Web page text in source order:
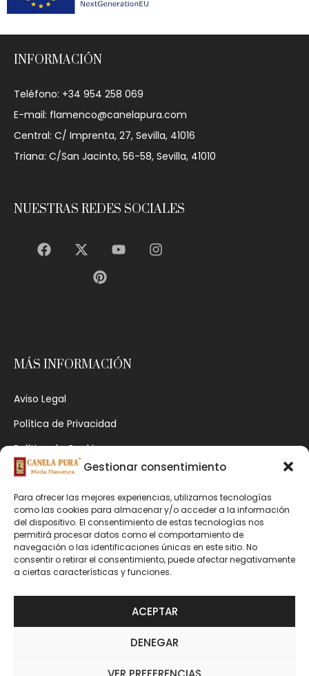
Gestionar consentimiento
Para ofrecer las mejores experiencias, utilizamos tecnologías
como las cookies para almacenar y/o acceder a la información
del dispositivo. El consentimiento de estas tecnologías nos
permitirá procesar datos como el comportamiento de
navegación o las identificaciones únicas en este sitio. No
consentir o retirar el consentimiento, puede afectar negativamente
a ciertas características y funciones.
ACEPTAR
DENEGAR
INFORMACIÓN
Teléfono: +34 954 258 069
E-mail: flamenco@canelapura.com
Central: C/ Imprenta, 27, Sevilla, 41016
Triana: C/San Jacinto, 56-58, Sevilla, 41010
NUESTRAS REDES SOCIALES
MÁS INFORMACIÓN
Aviso Legal
Política de Privacidad
Política de Cookies
Accesibilidad
Contacto
SOBRE NOSOTRAS
Somos un equipo de mujeres apasionadas por la
moda flamenca que busca hacerte brillar en cada